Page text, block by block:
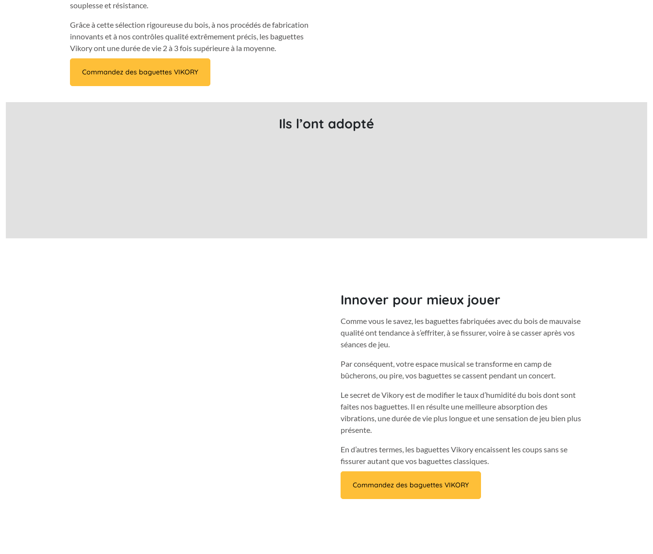
souplesse et résistance.
Grâce à cette sélection rigoureuse du bois, à nos procédés de fabrication
innovants et à nos contrôles qualité extrêmement précis, les baguettes
Vikory ont une durée de vie 2 à 3 fois supérieure à la moyenne.
Commandez des baguettes VIKORY
Ils l’ont adopté
Innover pour mieux jouer
Comme vous le savez, les baguettes fabriquées avec du bois de mauvaise
qualité ont tendance à s’effriter, à se fissurer, voire à se casser après vos
séances de jeu.
Par conséquent, votre espace musical se transforme en camp de
bûcherons, ou pire, vos baguettes se cassent pendant un concert.
Le secret de Vikory est de modifier le taux d’humidité du bois dont sont
faites nos baguettes. Il en résulte une meilleure absorption des
vibrations, une durée de vie plus longue et une sensation de jeu bien plus
présente.
En d’autres termes, les baguettes Vikory encaissent les coups sans se
fissurer autant que vos baguettes classiques.
Commandez des baguettes VIKORY